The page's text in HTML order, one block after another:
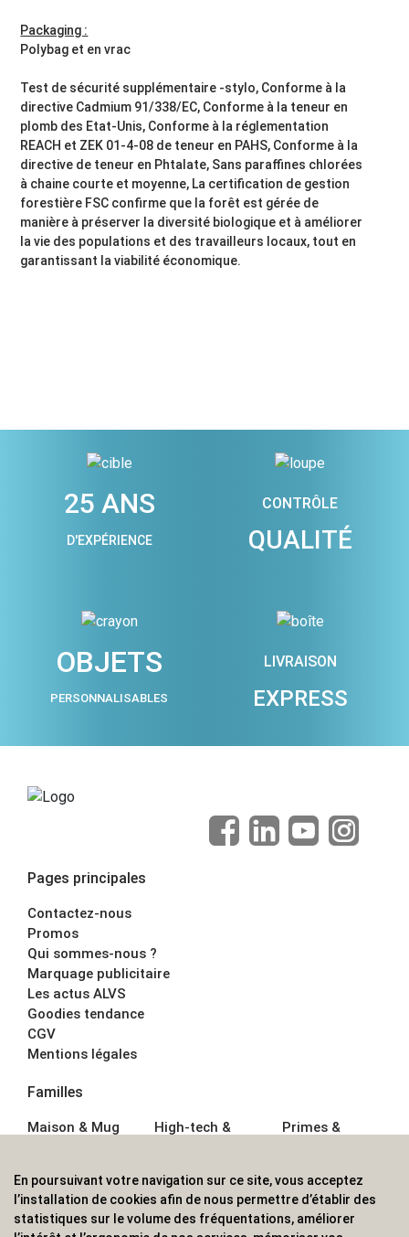
Packaging :
Polybag et en vrac
Test de sécurité supplémentaire -stylo, Conforme à la
directive Cadmium 91/338/EC, Conforme à la teneur en
plomb des Etat-Unis, Conforme à la réglementation
REACH et ZEK 01-4-08 de teneur en PAHS, Conforme à la
directive de teneur en Phtalate, Sans paraffines chlorées
à chaine courte et moyenne, La certification de gestion
forestière FSC confirme que la forêt est gérée de
manière à préserver la diversité biologique et à améliorer
la vie des populations et des travailleurs locaux, tout en
garantissant la viabilité économique.
25 ANS
D'EXPÉRIENCE
CONTRÔLE
QUALITÉ
OBJETS
PERSONNALISABLES
LIVRAISON
EXPRESS
Pages principales
Contactez-nous
Promos
Qui sommes-nous ?
Marquage publicitaire
Les actus ALVS
Goodies tendance
CGV
Mentions légales
Familles
Maison & Mug
Écriture
Bagagerie sacs
High-tech &
Sport &
Outdoor
Enfant
Primes &
Boisson
Textile &
Casquette
En poursuivant votre navigation sur ce site, vous acceptez
l’installation de cookies afin de nous permettre d’établir des
statistiques sur le volume des fréquentations, améliorer